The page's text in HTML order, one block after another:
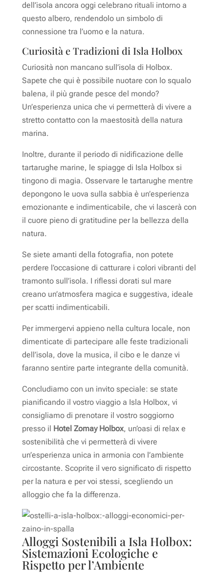
dell’isola ancora oggi celebrano rituali intorno a
questo albero, rendendolo un simbolo di
connessione tra l’uomo e la natura.
Curiosità e Tradizioni di Isla Holbox
Curiosità non mancano sull’isola di Holbox.
Sapete che qui è possibile nuotare con lo squalo
balena, il più grande pesce del mondo?
Un’esperienza unica che vi permetterà di vivere a
stretto contatto con la maestosità della natura
marina.
Inoltre, durante il periodo di nidificazione delle
tartarughe marine, le spiagge di Isla Holbox si
tingono di magia. Osservare le tartarughe mentre
depongono le uova sulla sabbia è un’esperienza
emozionante e indimenticabile, che vi lascerà con
il cuore pieno di gratitudine per la bellezza della
natura.
Se siete amanti della fotografia, non potete
perdere l’occasione di catturare i colori vibranti del
tramonto sull’isola. I riflessi dorati sul mare
creano un’atmosfera magica e suggestiva, ideale
per scatti indimenticabili.
Per immergervi appieno nella cultura locale, non
dimenticate di partecipare alle feste tradizionali
dell’isola, dove la musica, il cibo e le danze vi
faranno sentire parte integrante della comunità.
Concludiamo con un invito speciale: se state
pianificando il vostro viaggio a Isla Holbox, vi
consigliamo di prenotare il vostro soggiorno
presso il Hotel Zomay Holbox, un’oasi di relax e
sostenibilità che vi permetterà di vivere
un’esperienza unica in armonia con l’ambiente
circostante. Scoprite il vero significato di rispetto
per la natura e per voi stessi, scegliendo un
alloggio che fa la differenza.
Alloggi Sostenibili a Isla Holbox:
Sistemazioni Ecologiche e
Rispetto per l’Ambiente